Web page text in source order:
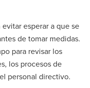
esperar a que se
de tomar medidas.
para revisar los
los procesos de
personal directivo.